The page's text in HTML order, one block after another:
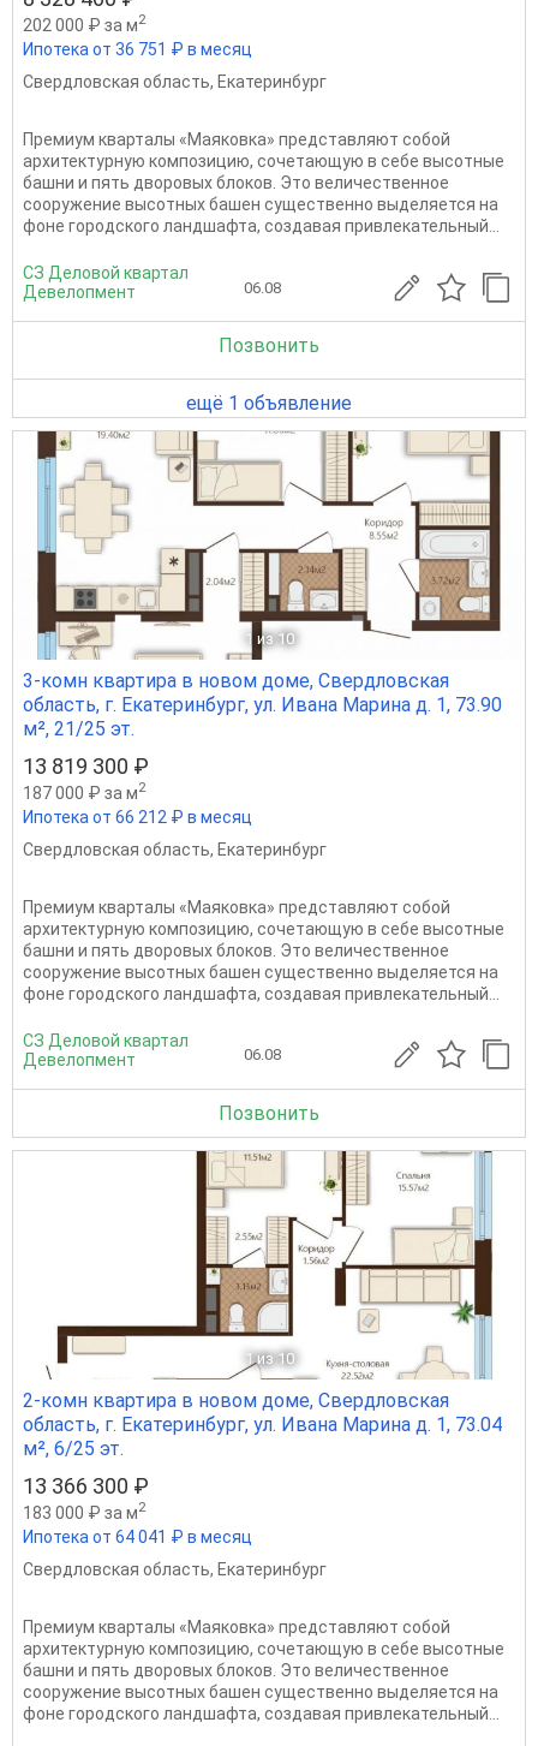
202 000 ₽ за м2
Ипотека от 36 751 ₽ в месяц
Свердловская область, Екатеринбург
Премиум кварталы «Маяковка» представляют собой
архитектурную композицию, сочетающую в себе высотные
башни и пять дворовых блоков. Это величественное
сооружение высотных башен существенно выделяется на
фоне городского ландшафта, создавая привлекательный...
СЗ Деловой квартал
Девелопмент
06.08
Позвонить
ещё 1 объявление
1 из 10
3-комн квартира в новом доме, Свердловская
область, г. Екатеринбург, ул. Ивана Марина д. 1, 73.90
м², 21/25 эт.
13 819 300 ₽
187 000 ₽ за м2
Ипотека от 66 212 ₽ в месяц
Свердловская область, Екатеринбург
Премиум кварталы «Маяковка» представляют собой
архитектурную композицию, сочетающую в себе высотные
башни и пять дворовых блоков. Это величественное
сооружение высотных башен существенно выделяется на
фоне городского ландшафта, создавая привлекательный...
СЗ Деловой квартал
Девелопмент
06.08
Позвонить
1 из 10
2-комн квартира в новом доме, Свердловская
область, г. Екатеринбург, ул. Ивана Марина д. 1, 73.04
м², 6/25 эт.
13 366 300 ₽
183 000 ₽ за м2
Ипотека от 64 041 ₽ в месяц
Свердловская область, Екатеринбург
Премиум кварталы «Маяковка» представляют собой
архитектурную композицию, сочетающую в себе высотные
башни и пять дворовых блоков. Это величественное
сооружение высотных башен существенно выделяется на
фоне городского ландшафта, создавая привлекательный...